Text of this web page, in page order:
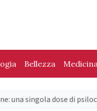
Bellezza
una singola dose di